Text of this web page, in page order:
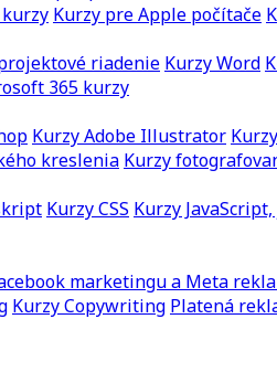
kurzy Kurzy pre Apple počítače
riadenie Kurzy Word
365 kurzy
Kurzy Adobe Illustrator
kreslenia Kurzy
Kurzy CSS Kurzy
marketingu a Meta
Kurzy Copywriting Platená